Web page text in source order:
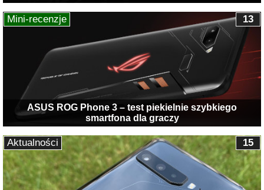
ASUS ROG Phone 3 – test piekielnie szybkiego
smartfona dla graczy
13
Mini-recenzje
15
Aktualności